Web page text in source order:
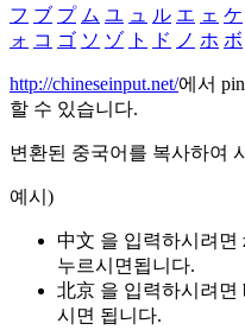
フ ブ プ ム ユ ュ ル エ ェ ケ
ォ コ ゴ ソ ゾ ト ド ノ ホ ボ
http://chineseinput.net/에서
할 수 있습니다.
변환된 중국어를 복사하여
예시)
中文 을 입력하시려면
누르시면됩니다.
北京 을 입력하시려면
시면 됩니다.